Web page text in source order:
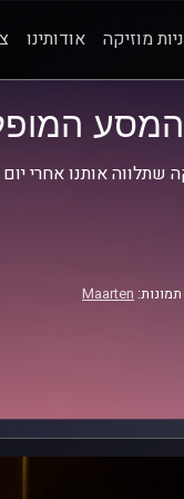
מוזיקה אודותינו
המסע
שתלווה אותנו אחרי
Maarten